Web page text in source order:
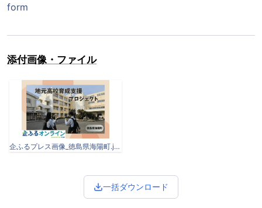
form
添付画像・ファイル
企ふるプレス画像_徳島県海陽町.jpg
一括ダウンロード